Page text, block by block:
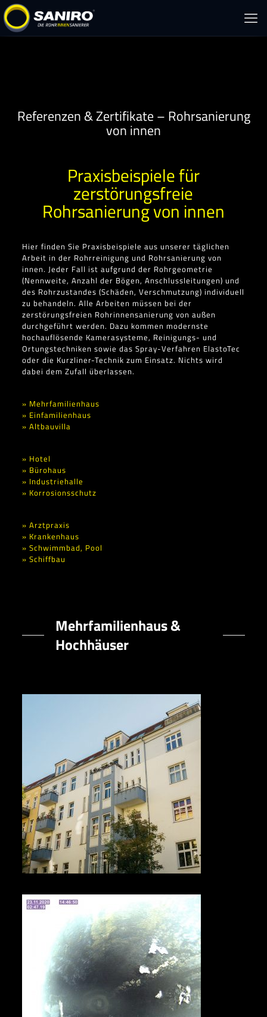
Referenzen & Zertifikate – Rohrsanierung
von innen
Praxisbeispiele für
zerstörungsfreie
Rohrsanierung von innen
Hier finden Sie Praxisbeispiele aus unserer täglichen
Arbeit in der Rohrreinigung und Rohrsanierung von
innen. Jeder Fall ist aufgrund der Rohrgeometrie
(Nennweite, Anzahl der Bögen, Anschlussleitungen) und
des Rohrzustandes (Schäden, Verschmutzung) individuell
zu behandeln. Alle Arbeiten müssen bei der
zerstörungsfreien Rohrinnensanierung von außen
durchgeführt werden. Dazu kommen modernste
hochauflösende Kamerasysteme, Reinigungs- und
Ortungstechniken sowie das Spray-Verfahren ElastoTec
oder die Kurzliner-Technik zum Einsatz. Nichts wird
dabei dem Zufall überlassen.
» Mehrfamilienhaus
» Einfamilienhaus
» Altbauvilla
» Hotel
» Bürohaus
» Industriehalle
» Korrosionsschutz
» Arztpraxis
» Krankenhaus
» Schwimmbad, Pool
» Schiffbau
Mehrfamilienhaus &
Hochhäuser